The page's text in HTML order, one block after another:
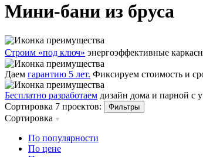
Мини-бани из бруса
Строим «под ключ» энергоэффективные
Даем гарантию 5 лет. Фиксируем стоимость и
Бесплатно разработаем дизайн дома и парной с
Сортировка 7 проектов:
Фильтры
Сортировка
По популярности
По цене